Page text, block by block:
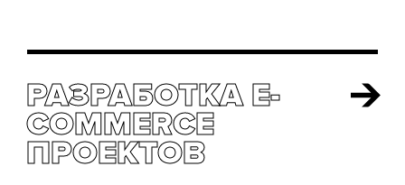
РАЗРАБОТКА E-
COMMERCE
ПРОЕКТОВ
РАЗРАБОТКА E-
COMMERCE
ПРОЕКТОВ